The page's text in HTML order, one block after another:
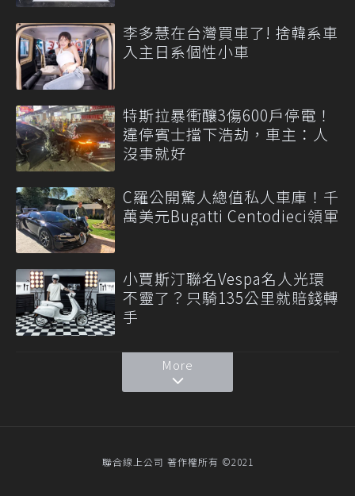
李多慧在台灣買車了! 捨韓系車
入主日系個性小車
特斯拉暴衝釀3傷600戶停電！
違停賓士擋下浩劫，車主：人
沒事就好
C羅公開驚人總值私人車庫！千
萬美元Bugatti Centodieci領軍
小賈斯汀聯名Vespa名人光環
不靈了？只騎135公里就賠錢轉
手
More
聯合線上公司 著作權所有 ©2021